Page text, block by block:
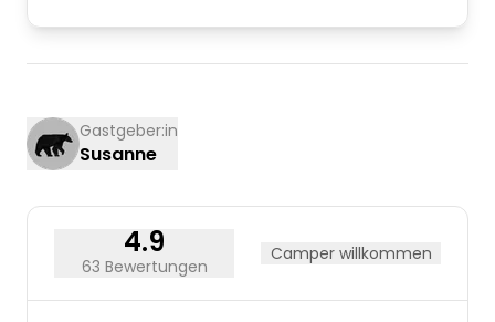
Gastgeber:in
Susanne
4.9
63 Bewertungen
Camper willkommen